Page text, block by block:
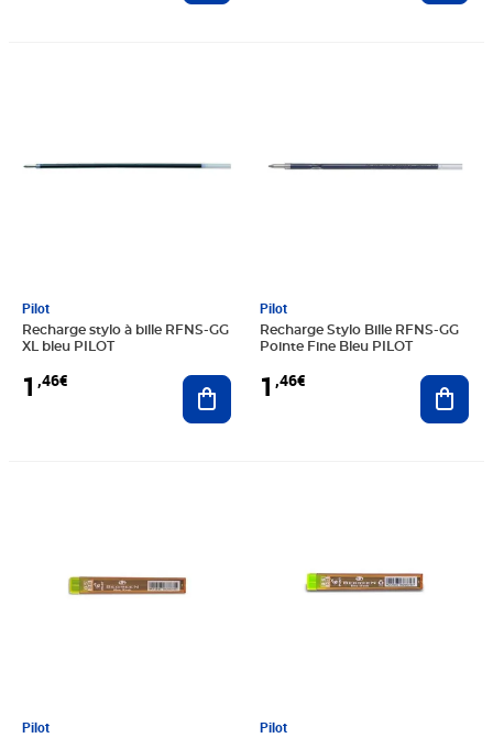
Pilot
Recharge stylo à bille RFNS-GG
XL bleu PILOT
1 ,46€ Ajouter au panier
Pilot
Recharge Stylo Bille RFNS-GG
Pointe Fine Bleu PILOT
1 ,46€
Pilot Pilot